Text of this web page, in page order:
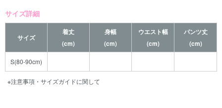
サイズ詳細
サイズ
着丈
(cm)
身幅
(cm)
ウエスト幅
(cm)
パンツ丈
(cm)
S(80-90cm)
※注意事項・サイズガイドに関して